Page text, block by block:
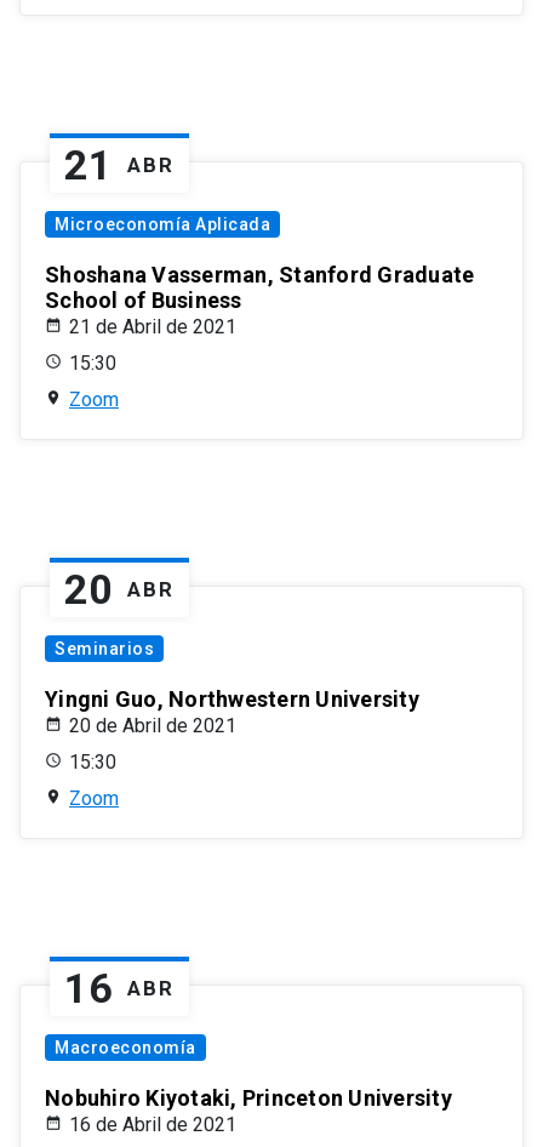
21 ABR
Microeconomía Aplicada
Shoshana Vasserman, Stanford Graduate
School of Business
21 de Abril de 2021
15:30
Zoom
20 ABR
Seminarios
Yingni Guo, Northwestern University
20 de Abril de 2021
15:30
Zoom
16 ABR
Macroeconomía
Nobuhiro Kiyotaki, Princeton University
16 de Abril de 2021